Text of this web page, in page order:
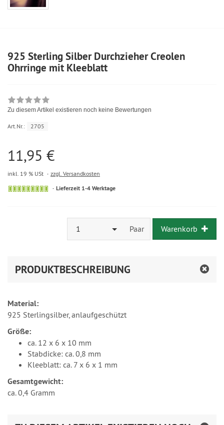
925 Sterling Silber Durchzieher Creolen
Ohrringe mit Kleeblatt
Zu diesem Artikel existieren noch keine Bewertungen
Art.Nr.: 2705
11,95 €
inkl. 19 % USt zzgl. Versandkosten
Lieferzeit 1-4 Werktage
1 Paar Warenkorb
PRODUKTBESCHREIBUNG
Material:
925 Sterlingsilber, anlaufgeschützt
Größe:
ca. 12 x 6 x 10 mm
Stabdicke: ca. 0,8 mm
Kleeblatt: ca. 7 x 6 x 1 mm
Gesamtgewicht:
ca. 0,4 Gramm